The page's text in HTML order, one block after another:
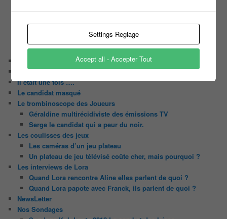
N’oubliez Pas Les Paroles
Tout le monde veut prendre sa place
Contact
Il était une fois ….
Le candidat masqué
Le trombinoscope des Joueurs
Géraldine multirécidiviste des émissions TV
Serge le candidat qui a peur du noir.
Les coulisses des jeux
Les caméras d’un jeu plateau
Un plateau de jeu télévisé coûte cher, mais pourquoi ?
Les interviews de Lora
Quand Lora rencontre Aline elles parlent de quoi ?
Quand Lora papote avec Franck, ils parlent de quoi ?
NewsLetter
Nos Sondages
Settings Reglage
Accept all - Accepter Tout